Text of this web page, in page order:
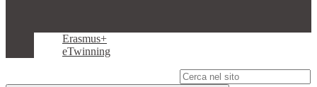
Erasmus+
eTwinning